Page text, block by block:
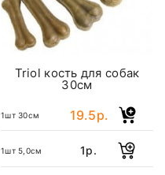
Triol кость для собак
30см
1шт 30см 19.5р.
1шт 5,0см 1р.